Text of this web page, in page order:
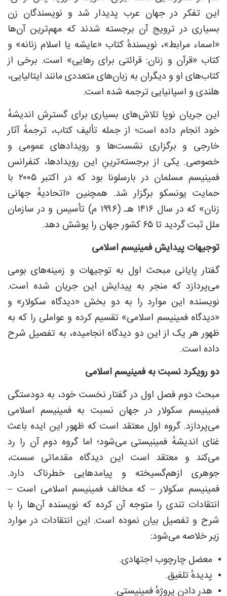
این تفکر در جهان عرب پدیدار شد و نویسندگان زن
بسیاری در ترویج آن برجسته شدند که مهم‌ترین آن‌ها
«اسماء مرابط»، نویسندهٔ کتاب «عایشه یا اسلام زنانه» و
کتاب «قرآن و زنان: قرائتی برای رهایی» است. برخی از
کتاب‌های او و دیگران به زبان‌های متعددی مانند ایتالیایی،
هلندی و اسپانیایی ترجمه شده است.
این جریان نوپا تلاش‌های بسیاری برای گسترش اندیشهٔ
خود انجام داده است؛ از جمله تألیف کتاب، ترجمهٔ آثار
خارجی و برگزاری نشست‌ها و رویدادهای عمومی و
خصوصی. یکی از برجسته‌ترینِ این رویدادها، کنفرانس
فمینیسم مسلمان در بارسلونا بود که در اکتبر ۲۰۰۵ با
حمایت یونسکو برگزار شد. همچنین «اتحادیهٔ جهانی
زنان» که در سال ۱۴۱۶ هـ (۱۹۹۶ م) تأسیس و در سازمان
ملل ثبت گردید تا ۶۵ کشور جهان را پوشش دهد.
توجیهات پیدایش فمینیسم اسلامی
گفتار پایانی مبحث اول به توجیهات و زمینه‌های بومی
می‌پردازد که منجر به پیدایش این جریان شده است.
نویسنده این موارد را به دو بخش «دیدگاه سکولار» و
«دیدگاه فمینیسم اسلامی» تقسیم کرده و عواملی را که به
ظهور هر یک از این دو دیدگاه انجامیده، به ‌تفصیل شرح
داده است.
دو رویکرد نسبت به فمینیسم اسلامی
مبحث دوم فصل اول در گفتار نخست خود، به دودستگی
فمینیسم سکولار در جهان نسبت به فمینیسم اسلامی
می‌پردازد. گروه اول معتقد است که ظهور این ایده باعث
غنای اندیشهٔ فمینیستی می‌شود؛ اما گروه دوم آن را رد
می‌کند و معتقد است این دیدگاه مقدماتی سست،
جوهری ازهم‌گسیخته و پیامدهایی خطرناک دارد.
فمینیسم سکولار – که مخالف فمینیسم اسلامی است –
انتقادات تندی را متوجه آن کرده که نویسنده آن‌ها را با
شرح و تفصیل بیان نموده است. این انتقادات در موارد
زیر خلاصه می‌شود:
معضل چارچوب اجتهادی.
پدیدهٔ تلفیق.
هدر دادنِ پروژهٔ فمینیستی.